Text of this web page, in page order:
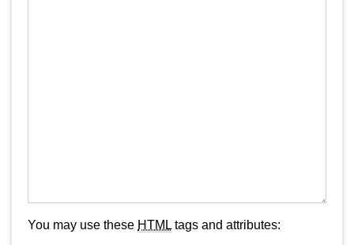
You may use these HTML tags and attributes: